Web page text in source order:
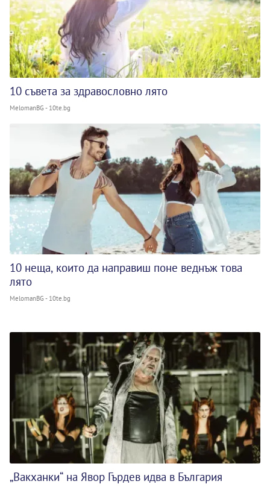
10 съвета за здравословно лято
MelomanBG - 10te.bg
10 неща, които да направиш поне веднъж това
лято
MelomanBG - 10te.bg
„Вакханки“ на Явор Гърдев идва в България